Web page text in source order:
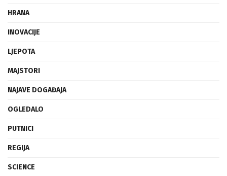
HRANA
INOVACIJE
LJEPOTA
MAJSTORI
NAJAVE DOGAĐAJA
OGLEDALO
PUTNICI
REGIJA
SCIENCE